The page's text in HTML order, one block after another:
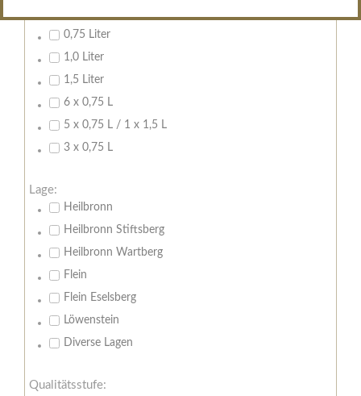
0,75 Liter
1,0 Liter
1,5 Liter
6 x 0,75 L
5 x 0,75 L / 1 x 1,5 L
3 x 0,75 L
Lage:
Heilbronn
Heilbronn Stiftsberg
Heilbronn Wartberg
Flein
Flein Eselsberg
Löwenstein
Diverse Lagen
Qualitätsstufe: